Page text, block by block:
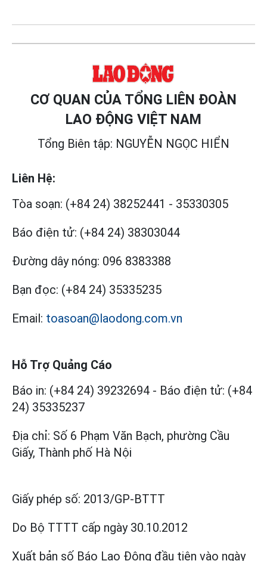
CƠ QUAN CỦA TỔNG LIÊN ĐOÀN
LAO ĐỘNG VIỆT NAM
Tổng Biên tập: NGUYỄN NGỌC HIỂN
Liên Hệ:
Tòa soạn: (+84 24) 38252441 - 35330305
Báo điện tử: (+84 24) 38303044
Đường dây nóng: 096 8383388
Bạn đọc: (+84 24) 35335235
Email: toasoan@laodong.com.vn
Hỗ Trợ Quảng Cáo
Báo in: (+84 24) 39232694 - Báo điện tử: (+84
24) 35335237
Địa chỉ: Số 6 Phạm Văn Bạch, phường Cầu
Giấy, Thành phố Hà Nội
Giấy phép số: 2013/GP-BTTT
Do Bộ TTTT cấp ngày 30.10.2012
Xuất bản số Báo Lao Động đầu tiên vào ngày